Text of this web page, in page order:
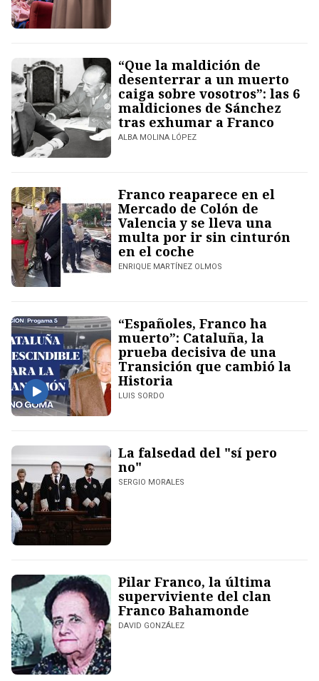
“Que la maldición de
desenterrar a un muerto
caiga sobre vosotros”: las 6
maldiciones de Sánchez
tras exhumar a Franco
ALBA MOLINA LÓPEZ
Franco reaparece en el
Mercado de Colón de
Valencia y se lleva una
multa por ir sin cinturón
en el coche
ENRIQUE MARTÍNEZ OLMOS
“Españoles, Franco ha
muerto”: Cataluña, la
prueba decisiva de una
Transición que cambió la
Historia
LUIS SORDO
La falsedad del "sí pero
no"
SERGIO MORALES
Pilar Franco, la última
superviviente del clan
Franco Bahamonde
DAVID GONZÁLEZ